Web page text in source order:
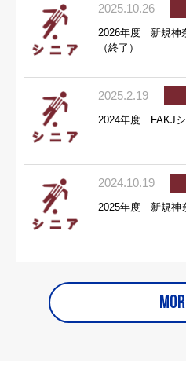
2025.10.26
2026年度 新規神
（終了）
2025.2.19
2024年度 FAKJ
2024.10.19
2025年度 新規神